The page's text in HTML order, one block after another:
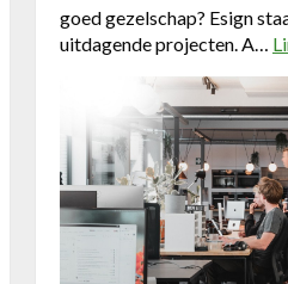
goed gezelschap? Esign
uitdagende projecten. A…